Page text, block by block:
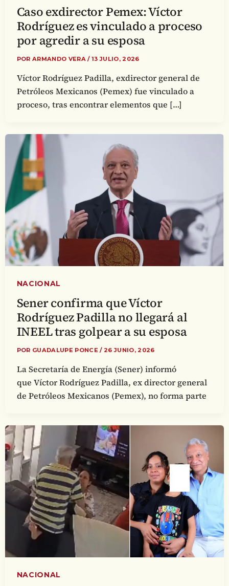
Caso exdirector Pemex: Víctor
Rodríguez es vinculado a proceso
por agredir a su esposa
POR ARMANDO VERA/ 13 JULIO, 2026
Víctor Rodríguez Padilla, exdirector general de
Petróleos Mexicanos (Pemex) fue vinculado a
proceso, tras encontrar elementos que […]
NACIONAL
Sener confirma que Víctor
Rodríguez Padilla no llegará al
INEEL tras golpear a su esposa
POR GUADALUPE PONCE/ 26 JUNIO, 2026
La Secretaría de Energía (Sener) informó
que Víctor Rodríguez Padilla, ex director general
de Petróleos Mexicanos (Pemex), no forma parte
NACIONAL